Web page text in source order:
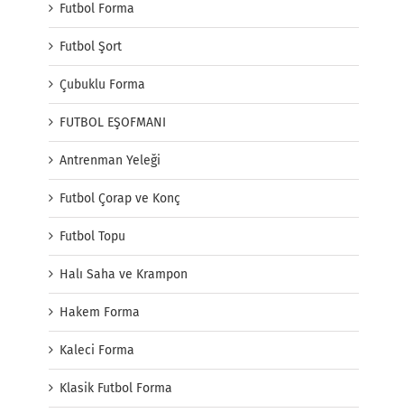
Futbol Forma
Futbol Şort
Çubuklu Forma
FUTBOL EŞOFMANI
Antrenman Yeleği
Futbol Çorap ve Konç
Futbol Topu
Halı Saha ve Krampon
Hakem Forma
Kaleci Forma
Klasik Futbol Forma